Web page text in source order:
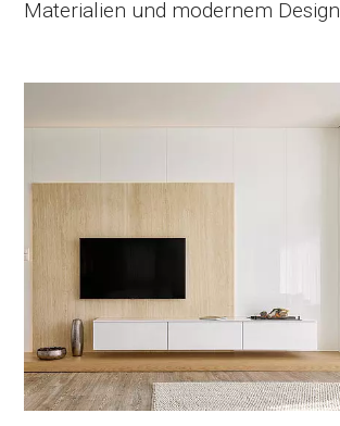
Materialien und modernem Design